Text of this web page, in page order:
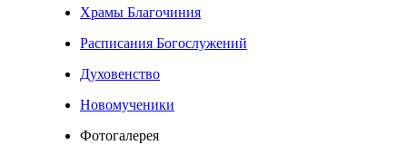
Храмы Благочиния
Расписания Богослужений
Духовенство
Новомученики
Фотогалерея